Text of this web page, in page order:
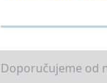
Doporučujeme od